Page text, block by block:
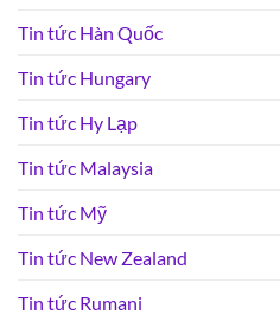
Tin tức Hàn Quốc
Tin tức Hungary
Tin tức Hy Lạp
Tin tức Malaysia
Tin tức Mỹ
Tin tức New Zealand
Tin tức Rumani